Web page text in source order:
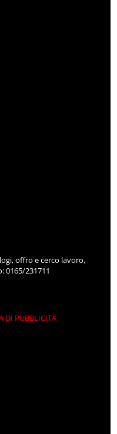
offro e cerco lavoro,
0165/231711
DI PUBBLICITÀ